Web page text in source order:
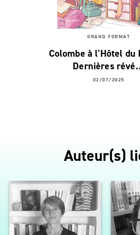
GRAND FORMAT
Colombe à l'Hôtel du
Dernières
02/07/2025
Auteur(s)